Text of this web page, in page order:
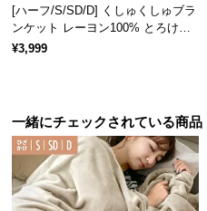
い
に
つ
い
て
[ハーフ/S/SD/D] くしゅくしゅブラ
ンケット レーヨン100% とろける
肌触り
¥3,999
一緒にチェックされている商品